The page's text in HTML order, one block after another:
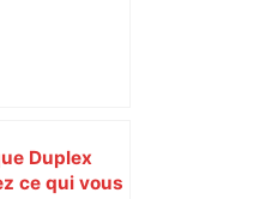
Duplex
ce qui vous